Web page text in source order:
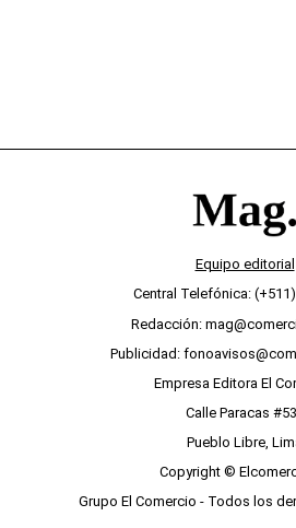
Equipo editorial
Central Telefónica:
Redacción:
Publicidad:
Empresa Editora El
Calle Paracas
Pueblo Libre,
Copyright ©
Grupo El Comercio - Todos los